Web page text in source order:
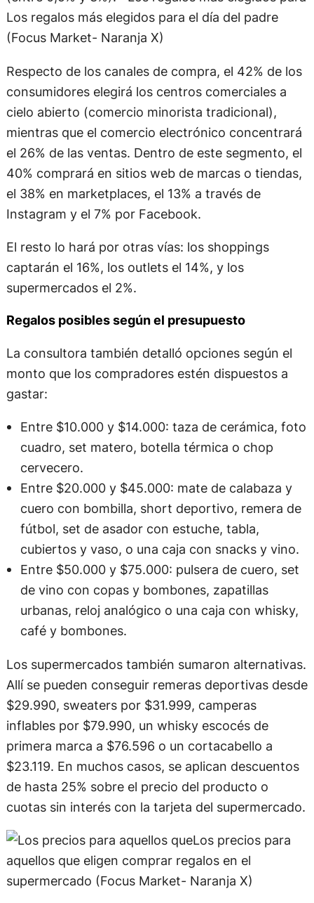
Los regalos más elegidos para el día del padre
(Focus Market- Naranja X)
Respecto de los canales de compra, el 42% de los
consumidores elegirá los centros comerciales a
cielo abierto (comercio minorista tradicional),
mientras que el comercio electrónico concentrará
el 26% de las ventas. Dentro de este segmento, el
40% comprará en sitios web de marcas o tiendas,
el 38% en marketplaces, el 13% a través de
Instagram y el 7% por Facebook.
El resto lo hará por otras vías: los shoppings
captarán el 16%, los outlets el 14%, y los
supermercados el 2%.
Regalos posibles según el presupuesto
La consultora también detalló opciones según el
monto que los compradores estén dispuestos a
gastar:
Entre $10.000 y $14.000: taza de cerámica, foto
cuadro, set matero, botella térmica o chop
cervecero.
Entre $20.000 y $45.000: mate de calabaza y
cuero con bombilla, short deportivo, remera de
fútbol, set de asador con estuche, tabla,
cubiertos y vaso, o una caja con snacks y vino.
Entre $50.000 y $75.000: pulsera de cuero, set
de vino con copas y bombones, zapatillas
urbanas, reloj analógico o una caja con whisky,
café y bombones.
Los supermercados también sumaron alternativas.
Allí se pueden conseguir remeras deportivas desde
$29.990, sweaters por $31.999, camperas
inflables por $79.990, un whisky escocés de
primera marca a $76.596 o un cortacabello a
$23.119. En muchos casos, se aplican descuentos
de hasta 25% sobre el precio del producto o
cuotas sin interés con la tarjeta del supermercado.
Los precios para
aquellos que eligen comprar regalos en el
supermercado (Focus Market- Naranja X)